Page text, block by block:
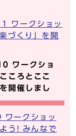
ワークショッ
づくり」を開
ワークショ
ころとここ
開催しまし
ークショッ
う! みんなで